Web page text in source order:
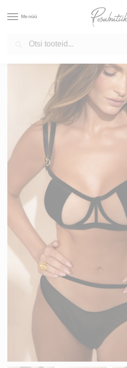
Menüü
/ Aluspesu / Rinnahoidjad